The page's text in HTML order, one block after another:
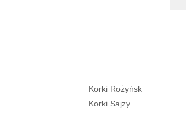
Korki Rożyńsk
Korki Sajzy